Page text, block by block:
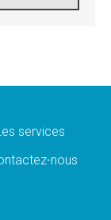
renforcera
services
nous